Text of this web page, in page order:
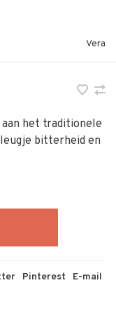
Vera
het traditionele
bitterheid en
Pinterest E-mail